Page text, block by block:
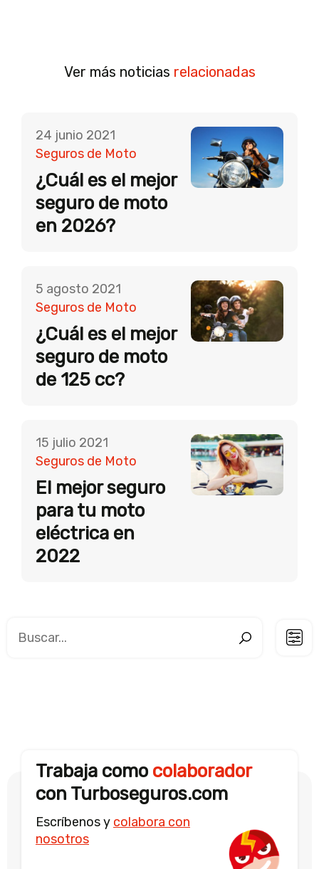
Ver más noticias relacionadas
24 junio 2021
Seguros de Moto
¿Cuál es el mejor
seguro de moto
en 2026?
5 agosto 2021
Seguros de Moto
¿Cuál es el mejor
seguro de moto
de 125 cc?
15 julio 2021
Seguros de Moto
El mejor seguro
para tu moto
eléctrica en
2022
Trabaja como colaborador
con Turboseguros.com
Escríbenos y colabora con
nosotros